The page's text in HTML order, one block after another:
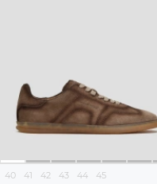
40 41 42 43 44 45